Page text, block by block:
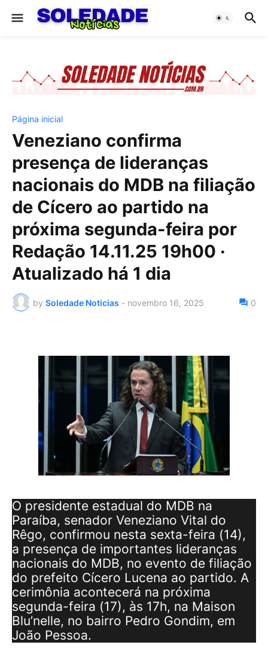
Página inicial
Veneziano confirma
presença de lideranças
nacionais do MDB na filiação
de Cícero ao partido na
próxima segunda-feira por
Redação 14.11.25 19h00 ·
Atualizado há 1 dia
by Soledade Noticias - novembro 16, 2025 0
O presidente estadual do MDB na
Paraíba, senador Veneziano Vital do
Rêgo, confirmou nesta sexta-feira (14),
a presença de importantes lideranças
nacionais do MDB, no evento de filiação
do prefeito Cícero Lucena ao partido. A
cerimônia acontecerá na próxima
segunda-feira (17), às 17h, na Maison
Blu’nelle, no bairro Pedro Gondim, em
João Pessoa.